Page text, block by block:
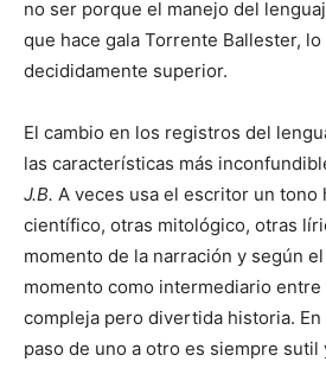
no ser porque el manejo del
que hace gala Torrente Ballester,
decididamente superior.
El cambio en los registros del
las características más
J.B. A veces usa el escritor un tono
científico, otras mitológico, otras
momento de la narración y según
momento como intermediario
compleja pero divertida historia.
paso de uno a otro es siempre sutil